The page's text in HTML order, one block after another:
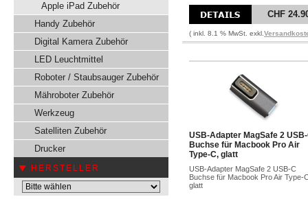
Apple iPad Zubehör
Handy Zubehör
Digital Kamera Zubehör
LED Leuchtmittel
Roboter / Staubsauger Zubehör
Mähroboter Zubehör
Werkzeug
Satelliten Zubehör
Drucker
HERSTELLER
CHF
( inkl. 8.1 % MwSt. exkl.
USB-Adapter MagSafe 2
Buchse für Macbook Pro Air
Type-C, glatt
USB-Adapter MagSafe 2 USB-C
Buchse für Macbook Pro Air Type-
glatt